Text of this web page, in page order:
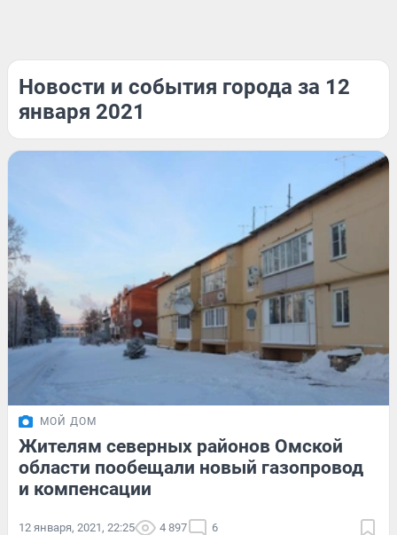
Новости и события города за 12
января 2021
МОЙ ДОМ
Жителям северных районов Омской
области пообещали новый газопровод
и компенсации
12 января, 2021, 22:25 4 897 6